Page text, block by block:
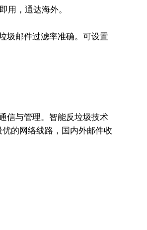
用，通达海外。
圾邮件过滤率准确。可设置
信与管理。智能反垃圾技术
的网络线路，国内外邮件收